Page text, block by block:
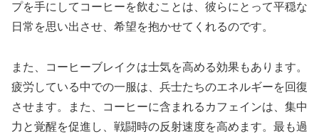
プを手にしてコーヒーを飲むことは、彼らにとって平穏な
日常を思い出させ、希望を抱かせてくれるのです。
また、コーヒーブレイクは士気を高める効果もあります。
疲労している中での一服は、兵士たちのエネルギーを回復
させます。また、コーヒーに含まれるカフェインは、集中
力と覚醒を促進し、戦闘時の反射速度を高めます。最も過